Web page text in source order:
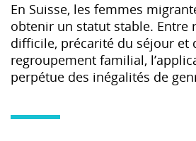
En Suisse, les femmes
obtenir un statut stable. Entre
difficile, précarité du séjour et
regroupement familial,
perpétue des inégalités de